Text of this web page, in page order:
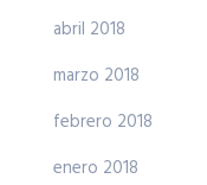
abril 2018
marzo 2018
febrero 2018
enero 2018